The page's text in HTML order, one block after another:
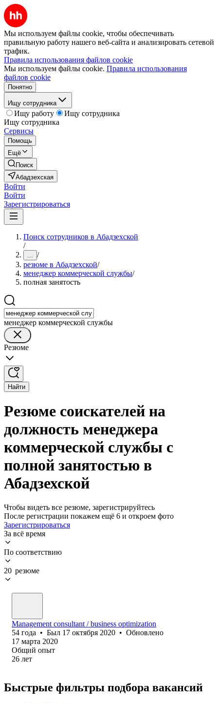
Мы используем файлы cookie, чтобы обеспечивать
правильную работу нашего веб-сайта и анализировать сетевой
трафик.
Правила использования файлов cookie
Мы используем файлы cookie. Правила использования
файлов cookie
Понятно
Ищу сотрудника
Ищу работу
Ищу сотрудника
Ищу сотрудника
Сервисы
Помощь
Ещё
Поиск
Абадзехская
Войти
Войти
Зарегистрироваться
Поиск сотрудников в Абадзехской
/
... /
резюме в Абадзехской/
менеджер коммерческой службы/
полная занятость
менеджер коммерческой службы
Резюме
Найти
Резюме соискателей на
должность менеджера
коммерческой службы с
полной занятостью в
Абадзехской
Чтобы видеть все резюме, зарегистрируйтесь
После регистрации покажем ещё 6 и откроем фото
Зарегистрироваться
За всё время
По соответствию
20 резюме
Management consultant / business optimization
54 года • Был 17 октября 2020 • Обновлено
17 марта 2020
Общий опыт
26 лет
Быстрые фильтры подбора вакансий